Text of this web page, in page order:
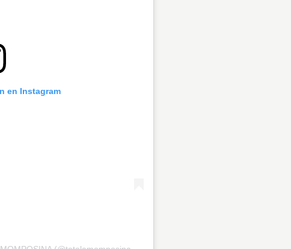
en Instagram